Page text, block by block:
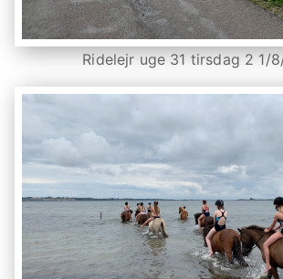
Ridelejr uge 31 tirsdag 2 1/